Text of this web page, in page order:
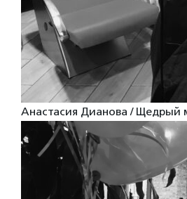
Анастасия Дианова / Щедрый